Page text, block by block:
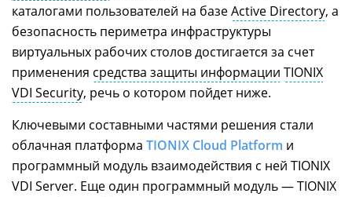
каталогами пользователей на базеActive Directory, а
безопасность периметра инфраструктуры
виртуальных рабочих столов достигается за счет
применения средства защиты информации TIONIX
VDI Security, речь о котором пойдет ниже.
Ключевыми составными частями решения стали
облачная платформа TIONIX Cloud Platform и
программный модуль взаимодействия с ней TIONIX
VDI Server. Еще один программный модуль — TIONIX